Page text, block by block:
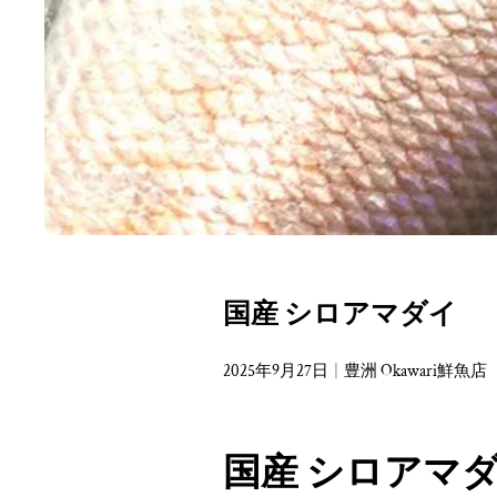
国産 シロアマダイ
2025年9月27日 豊洲 Okawari鮮魚店
国産 シロアマ